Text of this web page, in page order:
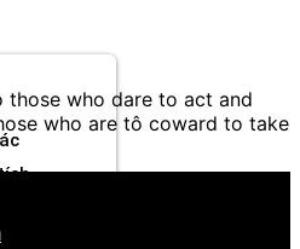
those who dare to act and
who are tô coward to take